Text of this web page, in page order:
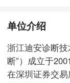
单位介绍
浙江迪安诊断
断”）成立于
在深圳证券交